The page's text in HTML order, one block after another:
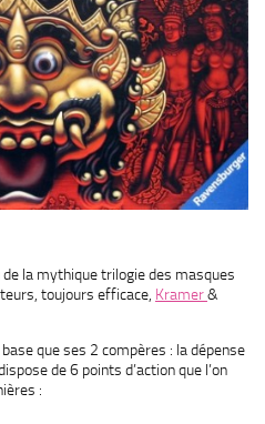
de la mythique trilogie des masques
toujours efficace, Kramer&
que ses 2 compères : la dépense
de 6 points d’action que l’on
: